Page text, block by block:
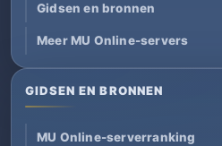
Gidsen en bronnen
Meer MU Online-servers
GIDSEN EN BRONNEN
MU Online-serverranking